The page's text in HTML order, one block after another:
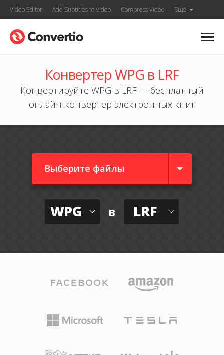
Video Editor Add Subtitles to Video Compress Video Ещё
Конвертер WPG в LRF
Конвертируйте WPG в LRF — бесплатный
онлайн-конвертер электронных книг
Выберите файлы
WPG в LRF